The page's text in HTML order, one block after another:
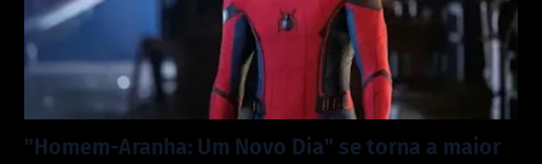
"Homem-Aranha: Um Novo Dia" se torna a maior